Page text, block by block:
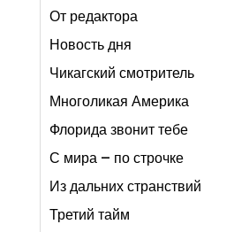
От редактора
Новость дня
Чикагский смотритель
Многоликая Америка
Флорида звонит тебе
С мира – по строчке
Из дальних странствий
Третий тайм